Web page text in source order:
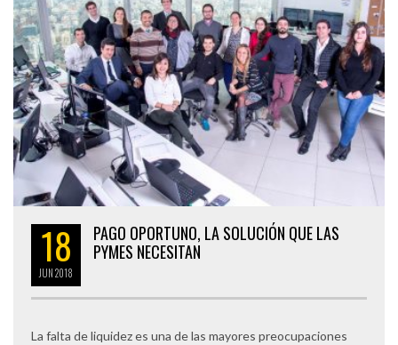
18
JUN2018
PAGO OPORTUNO, LA SOLUCIÓN QUE LAS
PYMES NECESITAN
La falta de liquidez es una de las mayores preocupaciones